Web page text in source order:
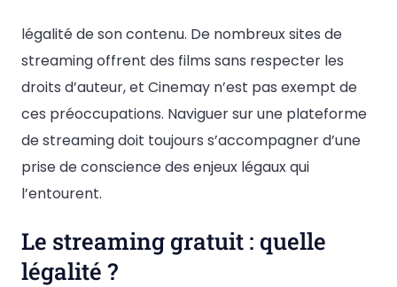
légalité de son contenu. De nombreux sites de
streaming offrent des films sans respecter les
droits d’auteur, et Cinemay n’est pas exempt de
ces préoccupations. Naviguer sur une plateforme
de streaming doit toujours s’accompagner d’une
prise de conscience des enjeux légaux qui
l’entourent.
Le streaming gratuit : quelle
légalité ?